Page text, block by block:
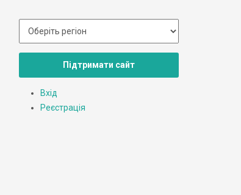
Підтримати сайт
Вхід
Реєстрація